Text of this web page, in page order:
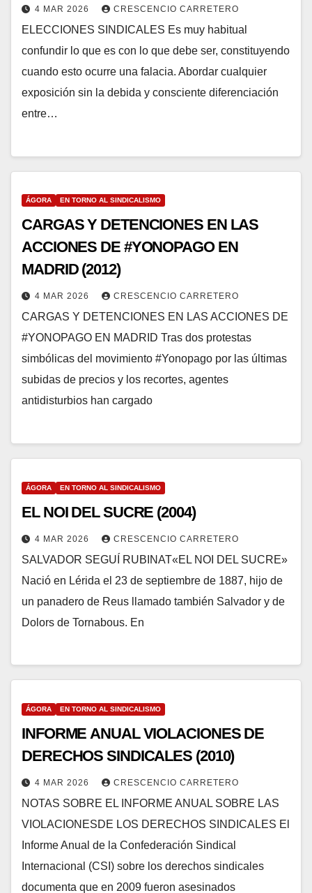
4 MAR 2026 CRESCENCIO CARRETERO
ELECCIONES SINDICALES Es muy habitual
confundir lo que es con lo que debe ser, constituyendo
cuando esto ocurre una falacia. Abordar cualquier
exposición sin la debida y consciente diferenciación
entre…
ÁGORA EN TORNO AL SINDICALISMO
CARGAS Y DETENCIONES EN LAS
ACCIONES DE #YONOPAGO EN
MADRID (2012)
4 MAR 2026 CRESCENCIO CARRETERO
CARGAS Y DETENCIONES EN LAS ACCIONES DE
#YONOPAGO EN MADRID Tras dos protestas
simbólicas del movimiento #Yonopago por las últimas
subidas de precios y los recortes, agentes
antidisturbios han cargado
ÁGORA EN TORNO AL SINDICALISMO
EL NOI DEL SUCRE (2004)
4 MAR 2026 CRESCENCIO CARRETERO
SALVADOR SEGUÍ RUBINAT«EL NOI DEL SUCRE»
Nació en Lérida el 23 de septiembre de 1887, hijo de
un panadero de Reus llamado también Salvador y de
Dolors de Tornabous. En
ÁGORA EN TORNO AL SINDICALISMO
INFORME ANUAL VIOLACIONES DE
DERECHOS SINDICALES (2010)
4 MAR 2026 CRESCENCIO CARRETERO
NOTAS SOBRE EL INFORME ANUAL SOBRE LAS
VIOLACIONESDE LOS DERECHOS SINDICALES El
Informe Anual de la Confederación Sindical
Internacional (CSI) sobre los derechos sindicales
documenta que en 2009 fueron asesinados